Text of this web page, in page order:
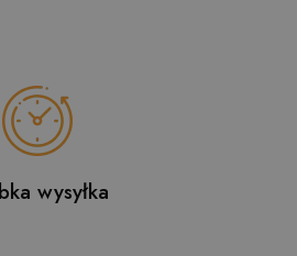
wysyłka